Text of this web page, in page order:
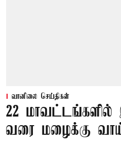
வானிலை செய்திகள்
22 மாவட்டங்களில்
வரை மழைக்கு